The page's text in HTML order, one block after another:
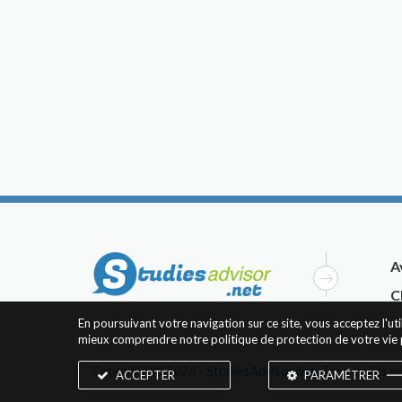
Copyright © 2026 - StudiesAdvisor.net. Tous droits
En poursuivant votre navigation sur ce site, vous acceptez
mieux comprendre notre politique de protection de votre vie
ACCEPTER PARAMÉTRER